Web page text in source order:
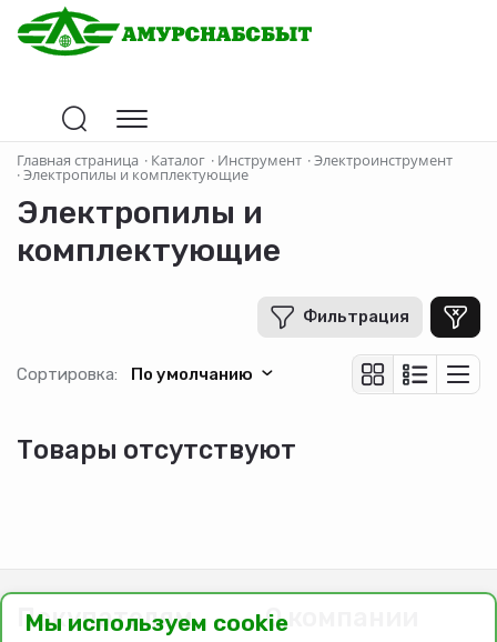
Главная страница · Каталог · Инструмент ·Электроинструмент
·Электропилы и комплектующие
Электропилы и
комплектующие
Фильтрация
Сортировка: По умолчанию
Товары отсутствуют
Покупателям О компании
Мы используем cookie